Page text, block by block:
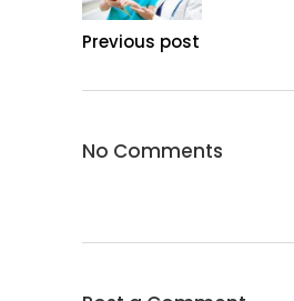
Previous post
No Comments